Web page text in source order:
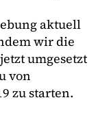
aktuell
wir die
umgesetzt
von
zu starten.